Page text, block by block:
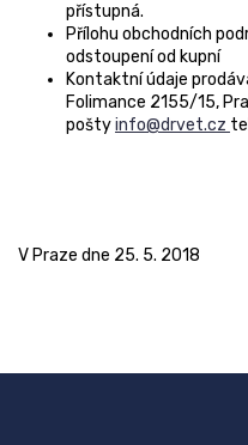
přístupná.
Přílohu obchodních
odstoupení od kupní
Kontaktní údaje
Folimance 2155/15,
poštyinfo@drvet.cz
V Praze dne 25. 5. 2018